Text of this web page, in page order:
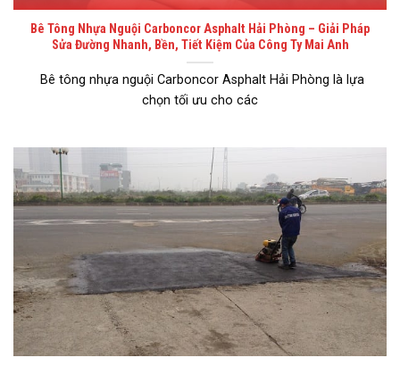
Bê Tông Nhựa Nguội Carboncor Asphalt Hải Phòng – Giải Pháp
Sửa Đường Nhanh, Bền, Tiết Kiệm Của Công Ty Mai Anh
Bê tông nhựa nguội Carboncor Asphalt Hải Phòng là lựa
chọn tối ưu cho các